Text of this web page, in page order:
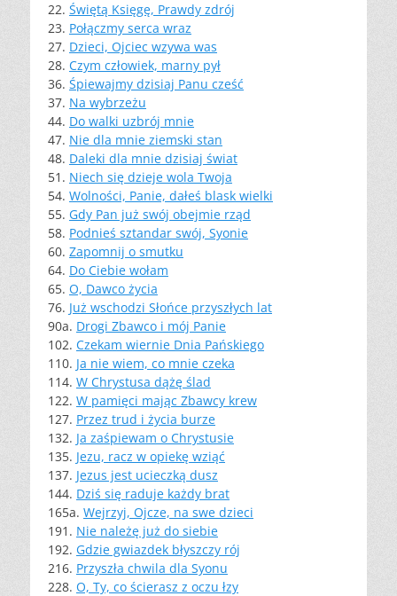
22. Świętą Księgę, Prawdy zdrój
23. Połączmy serca wraz
27. Dzieci, Ojciec wzywa was
28. Czym człowiek, marny pył
36. Śpiewajmy dzisiaj Panu cześć
37. Na wybrzeżu
44. Do walki uzbrój mnie
47. Nie dla mnie ziemski stan
48. Daleki dla mnie dzisiaj świat
51. Niech się dzieje wola Twoja
54. Wolności, Panie, dałeś blask wielki
55. Gdy Pan już swój obejmie rząd
58. Podnieś sztandar swój, Syonie
60. Zapomnij o smutku
64. Do Ciebie wołam
65. O, Dawco życia
76. Już wschodzi Słońce przyszłych lat
90a. Drogi Zbawco i mój Panie
102. Czekam wiernie Dnia Pańskiego
110. Ja nie wiem, co mnie czeka
114. W Chrystusa dążę ślad
122. W pamięci mając Zbawcy krew
127. Przez trud i życia burze
132. Ja zaśpiewam o Chrystusie
135. Jezu, racz w opiekę wziąć
137. Jezus jest ucieczką dusz
144. Dziś się raduje każdy brat
165a. Wejrzyj, Ojcze, na swe dzieci
191. Nie należę już do siebie
192. Gdzie gwiazdek błyszczy rój
216. Przyszła chwila dla Syonu
228. O, Ty, co ścierasz z oczu łzy